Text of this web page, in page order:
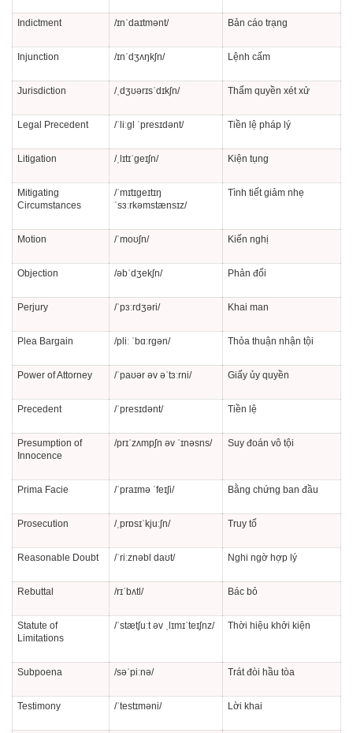
Indictment /ɪnˈdaɪtmənt/ Bản cáo trạng
Injunction /ɪnˈdʒʌŋkʃn/ Lệnh cấm
Jurisdiction /ˌdʒʊərɪsˈdɪkʃn/ Thẩm quyền xét xử
Legal Precedent /ˈliːɡl ˈpresɪdənt/ Tiền lệ pháp lý
Litigation /ˌlɪtɪˈɡeɪʃn/ Kiện tụng
Mitigating
Circumstances
/ˈmɪtɪɡeɪtɪŋ
ˈsɜːrkəmstænsɪz/
Tình tiết giảm nhẹ
Motion /ˈmoʊʃn/ Kiến nghị
Objection /əbˈdʒekʃn/ Phản đối
Perjury /ˈpɜːrdʒəri/ Khai man
Plea Bargain /pliː ˈbɑːrɡən/ Thỏa thuận nhận tội
Power of Attorney /ˈpaʊər əv əˈtɜːrni/ Giấy ủy quyền
Precedent /ˈpresɪdənt/ Tiền lệ
Presumption of
Innocence
/prɪˈzʌmpʃn əv ˈɪnəsns/ Suy đoán vô tội
Prima Facie /ˈpraɪmə ˈfeɪʃi/ Bằng chứng ban đầu
Prosecution /ˌprɒsɪˈkjuːʃn/ Truy tố
Reasonable Doubt /ˈriːznəbl daʊt/ Nghi ngờ hợp lý
Rebuttal /rɪˈbʌtl/ Bác bỏ
Statute of
Limitations
/ˈstætʃuːt əv ˌlɪmɪˈteɪʃnz/ Thời hiệu khởi kiện
Subpoena /səˈpiːnə/ Trát đòi hầu tòa
Testimony /ˈtestɪməni/ Lời khai